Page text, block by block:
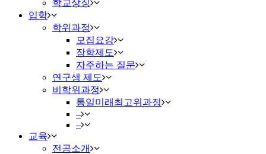
학교상징
입학
학위과정
모집요강
장학제도
자주하는 질문
연구생 제도
비학위과정
통일미래최고위과정
–
–
교육
전공소개